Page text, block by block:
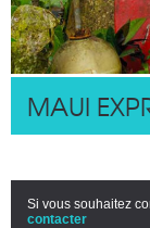
MAUI
Si vous souhaitez
contacter